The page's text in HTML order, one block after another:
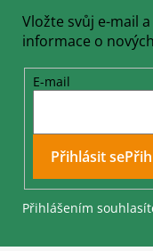
Vložte svůj e-mail
informace o
E-mail
Přihlášením